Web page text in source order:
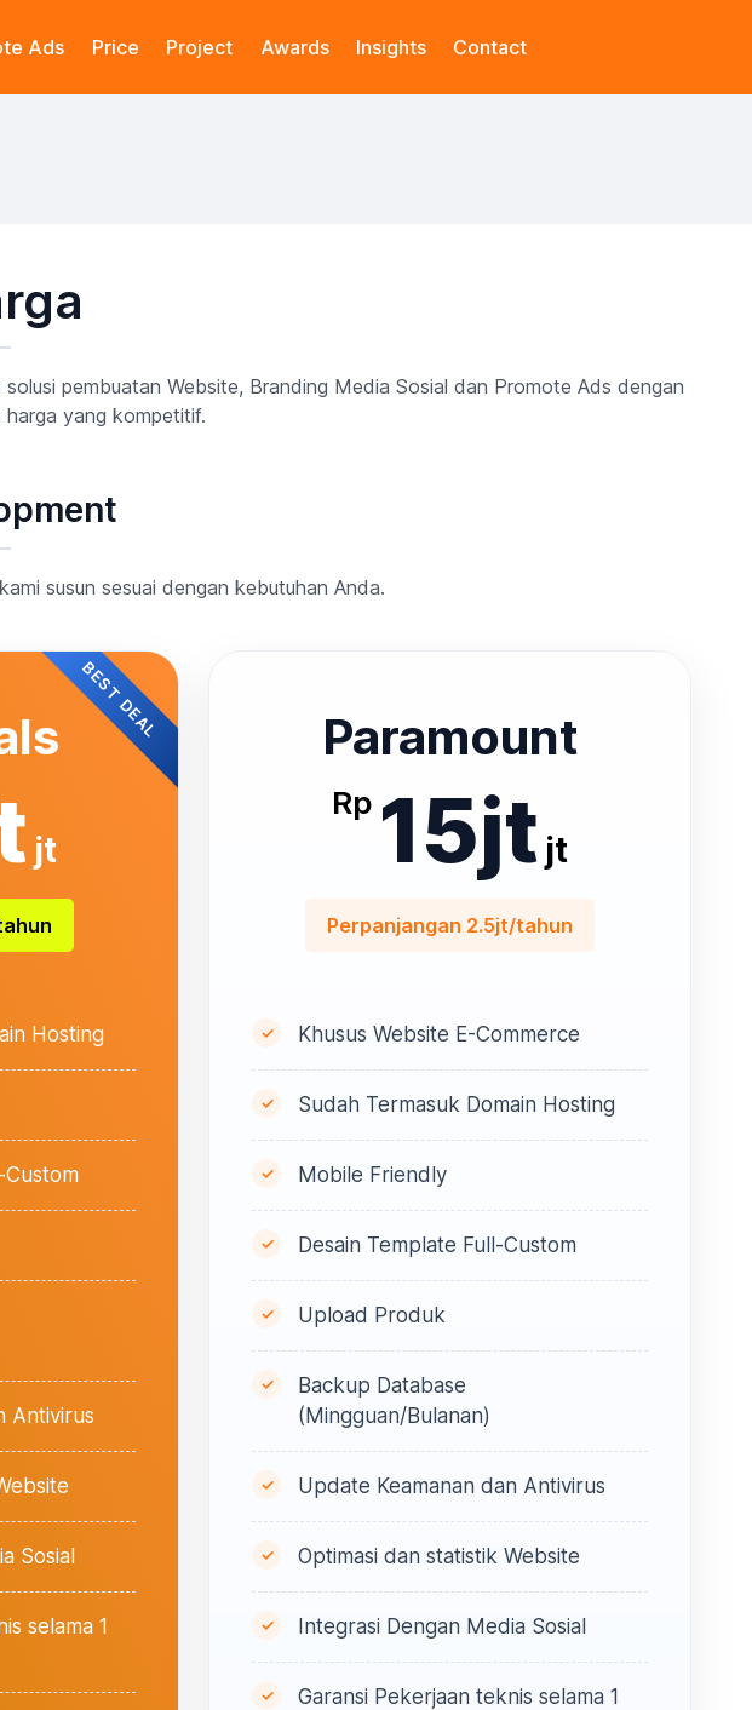
Ads Price Project Awards Insights Contact
pembuatan Website, Branding Media Sosial dan Promote Ads dengan
yang kompetitif.
susun sesuai dengan kebutuhan Anda.
BEST DEAL
jt
Hosting
Custom
Antivirus
Sosial
selama 1
Paramount
Rp 15jt jt
Perpanjangan 2.5jt/tahun
Khusus Website E-Commerce
Sudah Termasuk Domain Hosting
Mobile Friendly
Desain Template Full-Custom
Upload Produk
Backup Database
(Mingguan/Bulanan)
Update Keamanan dan Antivirus
Optimasi dan statistik Website
Integrasi Dengan Media Sosial
Garansi Pekerjaan teknis selama 1